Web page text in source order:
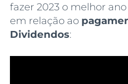
fazer 2023 o melhor
em relação ao
Dividendos: